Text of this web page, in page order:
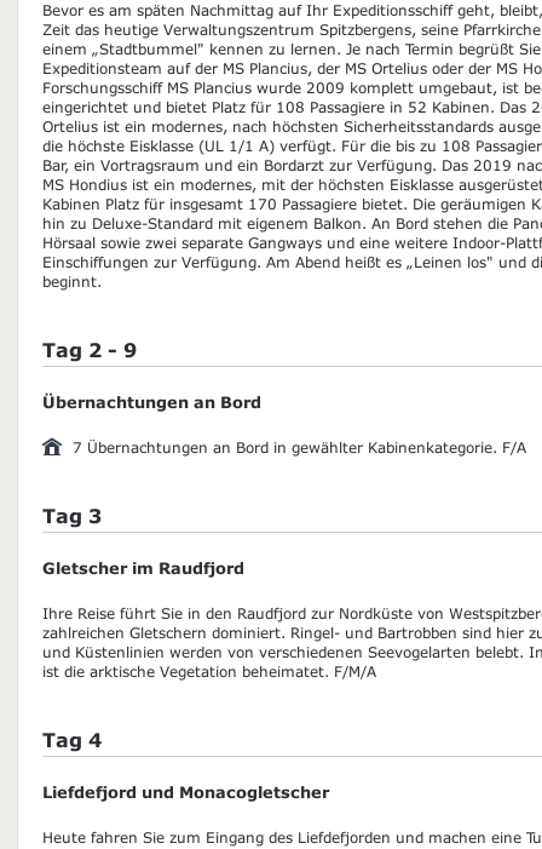
Bevor es am späten Nachmittag auf Ihr Expeditionsschiff geht,
Zeit das heutige Verwaltungszentrum Spitzbergens, seine
einem „Stadtbummel" kennen zu lernen. Je nach Termin begrüßt
Expeditionsteam auf der MS Plancius, der MS Ortelius oder der MS
Forschungsschiff MS Plancius wurde 2009 komplett umgebaut, ist
eingerichtet und bietet Platz für 108 Passagiere in 52 Kabinen. Das
Ortelius ist ein modernes, nach höchsten Sicherheitsstandards
die höchste Eisklasse (UL 1/1 A) verfügt. Für die bis zu 108
Bar, ein Vortragsraum und ein Bordarzt zur Verfügung. Das 2019
MS Hondius ist ein modernes, mit der höchsten Eisklasse
Kabinen Platz für insgesamt 170 Passagiere bietet. Die geräumigen
hin zu Deluxe-Standard mit eigenem Balkon. An Bord stehen die
Hörsaal sowie zwei separate Gangways und eine weitere Indoor-
Einschiffungen zur Verfügung. Am Abend heißt es „Leinen los" und
beginnt.
Tag 2 - 9
Übernachtungen an Bord
7 Übernachtungen an Bord in gewählter Kabinenkategorie. F/A
Tag 3
Gletscher im Raudfjord
Ihre Reise führt Sie in den Raudfjord zur Nordküste von
zahlreichen Gletschern dominiert. Ringel- und Bartrobben sind hier
und Küstenlinien werden von verschiedenen Seevogelarten belebt.
ist die arktische Vegetation beheimatet. F/M/A
Tag 4
Liefdefjord und Monacogletscher
Heute fahren Sie zum Eingang des Liefdefjorden und machen eine